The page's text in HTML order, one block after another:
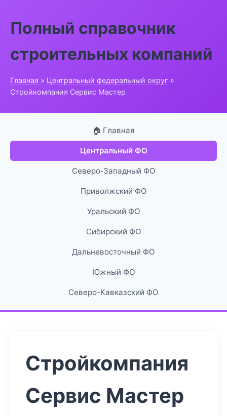
Полный справочник
строительных компаний
Главная » Центральный федеральный округ »
Стройкомпания Сервис Мастер
🏠 Главная
Центральный ФО
Северо-Западный ФО
Приволжский ФО
Уральский ФО
Сибирский ФО
Дальневосточный ФО
Южный ФО
Северо-Кавказский ФО
Стройкомпания
Сервис Мастер